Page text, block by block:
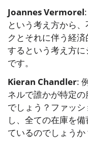
Joannes Vermorel
という考え方から
クとそれに伴う経
するという考え方
です。
Kieran Chandler:
ネルで誰かが特定
でしょう？ファッ
し、全ての在庫を
ているのでしょうか